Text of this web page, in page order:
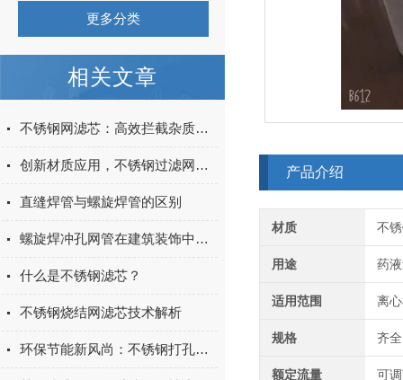
更多分类
相关文章
不锈钢网滤芯：高效拦截杂质，保障流体纯净度与系统安全运行
创新材质应用，不锈钢过滤网筒领过滤技术新潮流
直缝焊管与螺旋焊管的区别
螺旋焊冲孔网管在建筑装饰中的应用及其优势
什么是不锈钢滤芯？
不锈钢烧结网滤芯技术解析
环保节能新风尚：不锈钢打孔管，绿色通风解决方案的选择
产品介绍
材质 不
用途 药
适用范围 离
规格 齐全
额定流量 可